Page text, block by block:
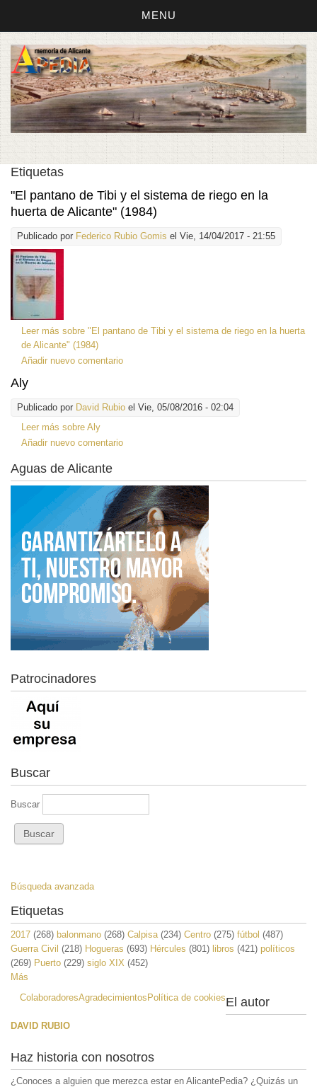
MENU
Etiquetas
"El pantano de Tibi y el sistema de riego en la
huerta de Alicante" (1984)
Publicado por Federico Rubio Gomis el Vie, 14/04/2017 - 21:55
Leer más sobre "El pantano de Tibi y el sistema de riego en la huerta
de Alicante" (1984)
Añadir nuevo comentario
Aly
Publicado por David Rubio el Vie, 05/08/2016 - 02:04
Leer más sobre Aly
Añadir nuevo comentario
Aguas de Alicante
Patrocinadores
Buscar
Buscar
Búsqueda avanzada
Etiquetas
2017 (268) balonmano (268) Calpisa(234) Centro (275) fútbol (487)
Guerra Civil (218) Hogueras (693) Hércules (801) libros (421) políticos
(269) Puerto (229) siglo XIX (452)
Más
ColaboradoresAgradecimientosPolítica de cookiesEl autor
DAVID RUBIO
Haz historia con nosotros
¿Conoces a alguien que merezca estar en AlicantePedia? ¿Quizás un